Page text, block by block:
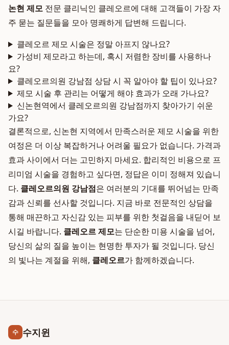
논현 제모 전문 클리닉인 클레오르에 대해 고객들이 가장 자
주 묻는 질문들을 모아 명쾌하게 답변해 드립니다.
클레오르 제모 시술은 정말 아프지 않나요?
가성비 제모라고 하는데, 혹시 저렴한 장비를 사용하나
요?
클레오르의원 강남점 상담 시 꼭 알아야 할 팁이 있나요?
제모 시술 후 관리는 어떻게 해야 효과가 오래 가나요?
신논현역에서 클레오르의원 강남점까지 찾아가기 쉬운
가요?
결론적으로, 신논현 지역에서 만족스러운 제모 시술을 위한
여정은 더 이상 복잡하거나 어려울 필요가 없습니다. 가격과
효과 사이에서 더는 고민하지 마세요. 합리적인 비용으로 프
리미엄 시술을 경험하고 싶다면, 정답은 이미 정해져 있습니
다. 클레오르의원 강남점은 여러분의 기대를 뛰어넘는 만족
감과 신뢰를 선사할 것입니다. 지금 바로 전문적인 상담을
통해 매끈하고 자신감 있는 피부를 위한 첫걸음을 내딛어 보
시길 바랍니다. 클레오르 제모는 단순한 미용 시술을 넘어,
당신의 삶의 질을 높이는 현명한 투자가 될 것입니다. 당신
의 빛나는 계절을 위해, 클레오르가 함께하겠습니다.
수 수지윈